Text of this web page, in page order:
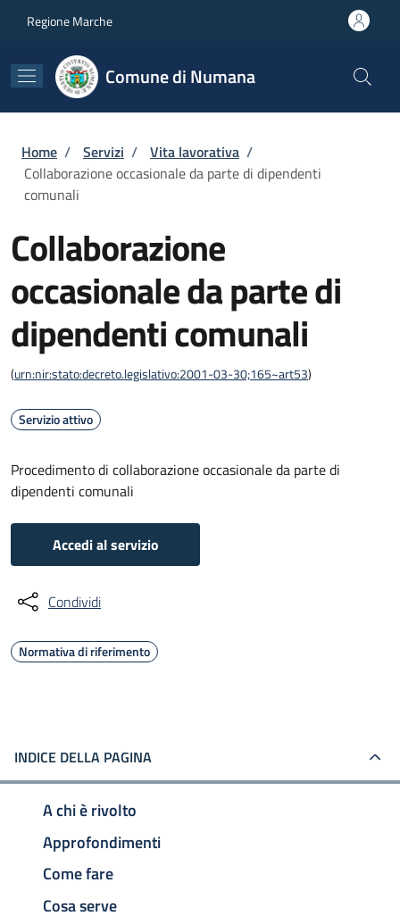
Regione Marche
Comune di Numana
Briciole di pane
Home / Servizi / Vita lavorativa /
Collaborazione occasionale da parte di dipendenti
comunali
Collaborazione
occasionale da parte di
dipendenti comunali
(urn:nir:stato:decreto.legislativo:2001-03-30;165~art53)
Servizio attivo
Procedimento di collaborazione occasionale da parte di
dipendenti comunali
Accedi al servizio
Condividi
Normativa di riferimento
INDICE DELLA PAGINA
A chi è rivolto
Approfondimenti
Come fare
Cosa serve